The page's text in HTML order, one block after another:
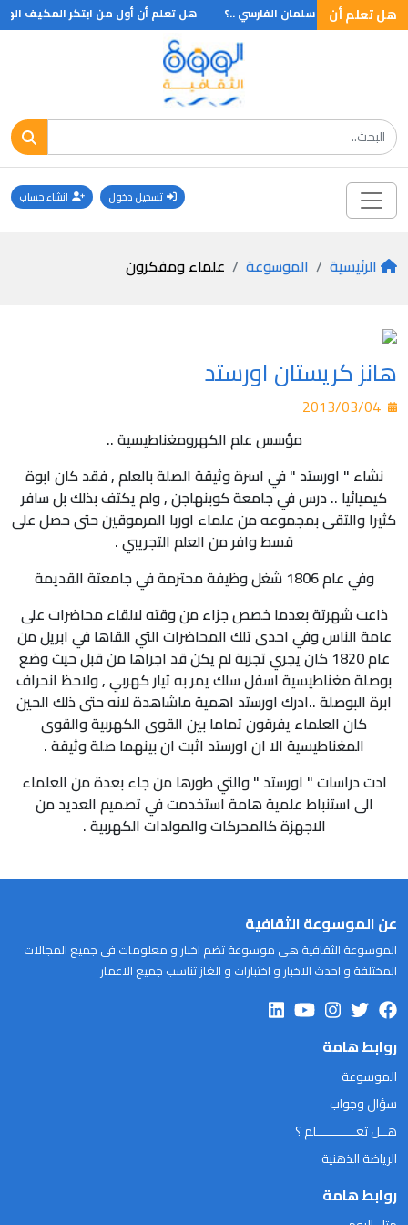
هل تعلم أن
هل تعلم أن سلمان الفارسي ..؟ هل تعلم أن أول من ابتكر المكيف
تسجيل دخول انشاء حساب
الرئيسية الموسوعة علماء ومفكرون
هانز كريستان اورستد
مؤسس علم الكهرومغناطيسية ..
نشاء " اورستد " في اسرة وثيقة الصلة بالعلم , فقد كان ابوة
كيميائيا .. درس في جامعة كوبنهاجن , ولم يكتف بذلك بل سافر
كثيرا والتقى بمجموعه من علماء اوربا المرموقين حتى حصل على
قسط وافر من العلم التجريبي .
وفي عام 1806 شغل وظيفة محترمة في جامعتة القديمة
ذاعت شهرتة بعدما خصص جزاء من وقته لالقاء محاضرات على
عامة الناس وفي احدى تلك المحاضرات التي القاها في ابريل من
عام 1820 كان يجري تجربة لم يكن قد اجراها من قبل حيث وضع
بوصلة مغناطيسية اسفل سلك يمر به تيار كهربي , ولاحظ انحراف
ابرة البوصلة ..ادرك اورستد اهمية ماشاهدة لانه حتى ذلك الحين
كان العلماء يفرقون تماما بين القوى الكهربية والقوى
المغناطيسية الا ان اورستد اثبت ان بينهما صلة وثيقة .
ادت دراسات " اورستد " والتي طورها من جاء بعدة من العلماء
الى استنباط علمية هامة استخدمت في تصميم العديد من
الاجهزة كالمحركات والمولدات الكهربية .
عن الموسوعة الثقافية
الموسوعة الثقافية هى موسوعة تضم اخبار و معلومات فى جميع المجالات
المختلفة و احدث الاخبار و اختبارات و الغاز تناسب جميع الاعمار
روابط هامة
الموسوعة
سؤال وجواب
هــل تعـــــــــــلم ؟
الرياضة الذهنية
روابط هامة